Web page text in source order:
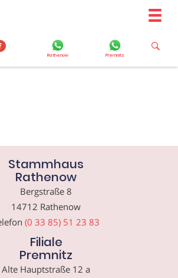
Rathenow Premnitz
Stammhaus
Rathenow
Bergstraße 8
14712 Rathenow
(0 33 85) 51 23 83
Filiale
Premnitz
Alte Hauptstraße 12 a